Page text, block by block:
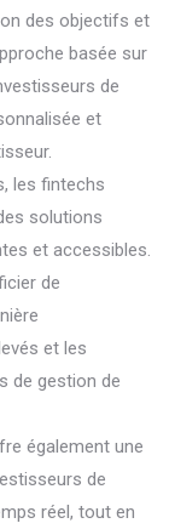
des objectifs et
basée sur
de
et
les fintechs
solutions
et accessibles.
de
et les
de gestion de
également une
de
réel, tout en